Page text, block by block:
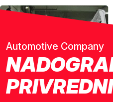
Automotive Company